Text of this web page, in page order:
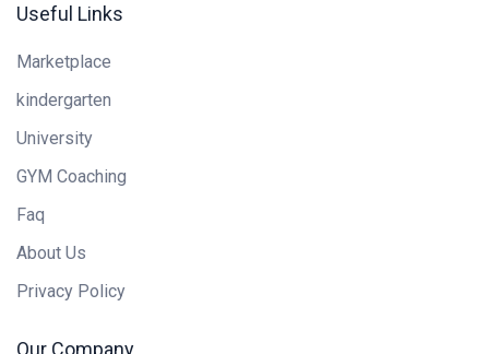
Useful Links
Marketplace
kindergarten
University
GYM Coaching
Faq
About Us
Privacy Policy
Our Company